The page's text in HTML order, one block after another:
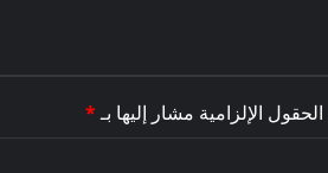
الحقول الإلزامية مشار إليها بـ*